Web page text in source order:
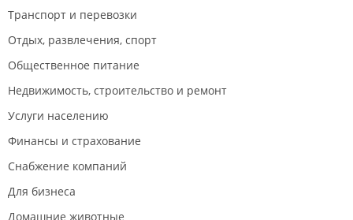
Транспорт и перевозки
Отдых, развлечения, спорт
Общественное питание
Недвижимость, строительство и ремонт
Услуги населению
Финансы и страхование
Снабжение компаний
Для бизнеса
Домашние животные